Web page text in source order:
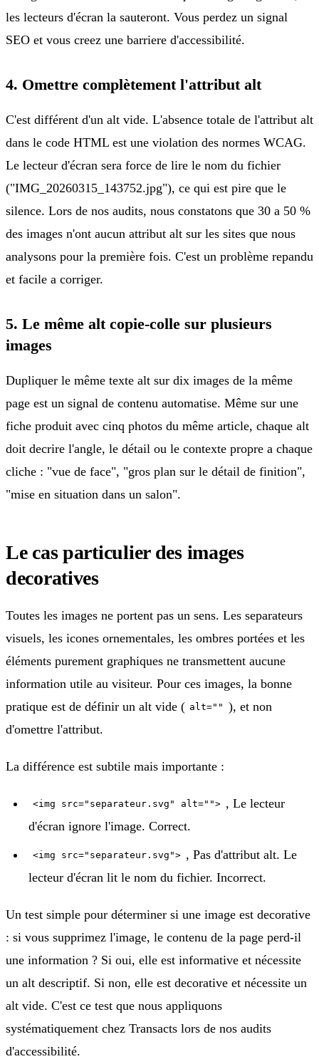
les lecteurs d'écran la sauteront. Vous perdez un signal
SEO et vous creez une barriere d'accessibilité.
4. Omettre complètement l'attribut alt
C'est différent d'un alt vide. L'absence totale de l'attribut alt
dans le code HTML est une violation des normes WCAG.
Le lecteur d'écran sera force de lire le nom du fichier
("IMG_20260315_143752.jpg"), ce qui est pire que le
silence. Lors de nos audits, nous constatons que 30 a 50 %
des images n'ont aucun attribut alt sur les sites que nous
analysons pour la première fois. C'est un problème repandu
et facile a corriger.
5. Le même alt copie-colle sur plusieurs
images
Dupliquer le même texte alt sur dix images de la même
page est un signal de contenu automatise. Même sur une
fiche produit avec cinq photos du même article, chaque alt
doit decrire l'angle, le détail ou le contexte propre a chaque
cliche : "vue de face", "gros plan sur le détail de finition",
"mise en situation dans un salon".
Le cas particulier des images
decoratives
Toutes les images ne portent pas un sens. Les separateurs
visuels, les icones ornementales, les ombres portées et les
éléments purement graphiques ne transmettent aucune
information utile au visiteur. Pour ces images, la bonne
pratique est de définir un alt vide ( alt="" ), et non
d'omettre l'attribut.
La différence est subtile mais importante :
<img src="separateur.svg" alt=""> , Le lecteur
d'écran ignore l'image. Correct.
<img src="separateur.svg"> , Pas d'attribut alt. Le
lecteur d'écran lit le nom du fichier. Incorrect.
Un test simple pour déterminer si une image est decorative
: si vous supprimez l'image, le contenu de la page perd-il
une information ? Si oui, elle est informative et nécessite
un alt descriptif. Si non, elle est decorative et nécessite un
alt vide. C'est ce test que nous appliquons
systématiquement chez Transacts lors de nos audits
d'accessibilité.